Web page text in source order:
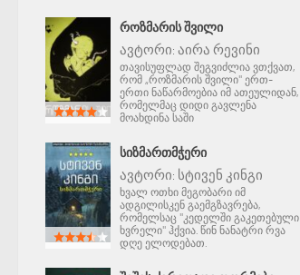
ᲠᲝᲖᲛᲐᲠᲘᲡ ᲨᲕᲘᲚᲘ
ავტორი: აირა რევინი
თავისუფლად შეგვიძლია ვთქვათ,
რომ „როზმარის შვილი" ერთ-
ერთი ნაწარმოებია იმ ათეულიდან,
რომელმაც დიდი გავლენა
მოახდინა საში
ᲡᲘᲖᲛᲐᲠᲗᲛᲭᲔᲠᲘ
ავტორი: სტივენ კინგი
ხვალ ოთხი მეგობარი იმ
ადგილისკენ გაემგზავრება,
რომელსაც "კედელში გაკეთებული
ხვრელი" ჰქვია. წინ ნანატრი რვა
დღე ელოდებათ.